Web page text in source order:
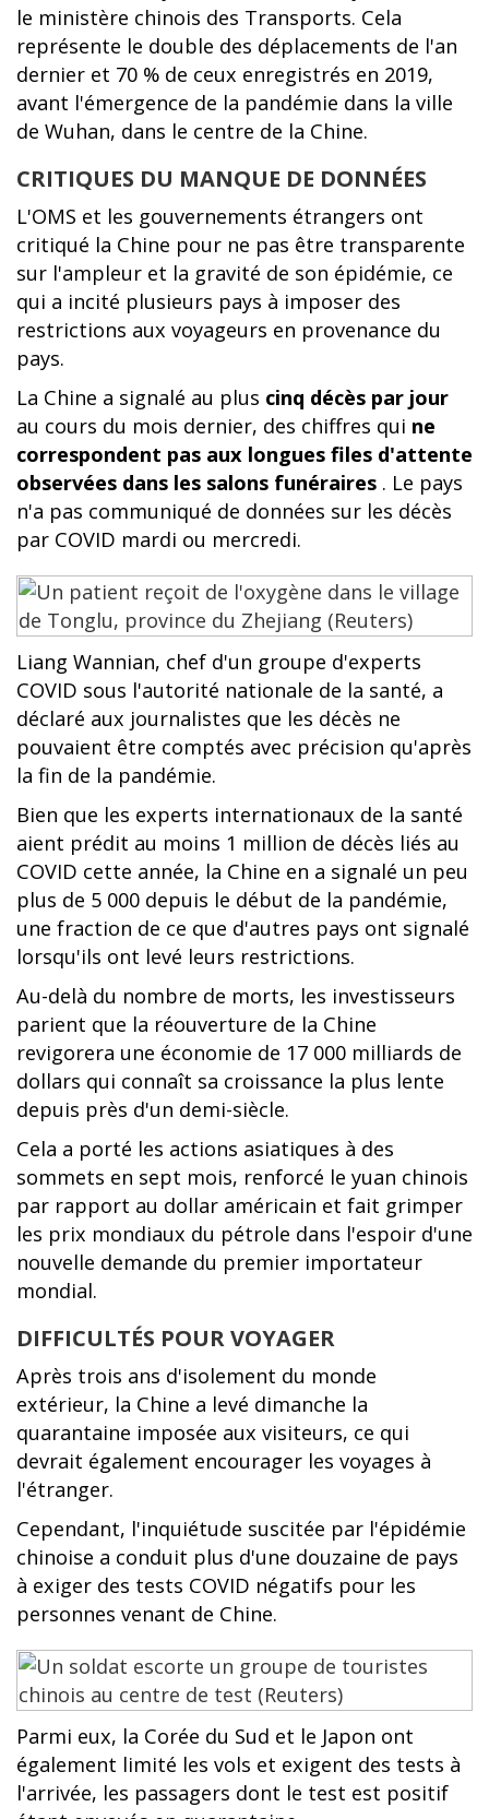
le ministère chinois des Transports. Cela
représente le double des déplacements de l'an
dernier et 70 % de ceux enregistrés en 2019,
avant l'émergence de la pandémie dans la ville
de Wuhan, dans le centre de la Chine.
CRITIQUES DU MANQUE DE DONNÉES
L'OMS et les gouvernements étrangers ont
critiqué la Chine pour ne pas être transparente
sur l'ampleur et la gravité de son épidémie, ce
qui a incité plusieurs pays à imposer des
restrictions aux voyageurs en provenance du
pays.
La Chine a signalé au plus cinq décès par jour
au cours du mois dernier, des chiffres qui ne
correspondent pas aux longues files d'attente
observées dans les salons funéraires . Le pays
n'a pas communiqué de données sur les décès
par COVID mardi ou mercredi.
Liang Wannian, chef d'un groupe d'experts
COVID sous l'autorité nationale de la santé, a
déclaré aux journalistes que les décès ne
pouvaient être comptés avec précision qu'après
la fin de la pandémie.
Bien que les experts internationaux de la santé
aient prédit au moins 1 million de décès liés au
COVID cette année, la Chine en a signalé un peu
plus de 5 000 depuis le début de la pandémie,
une fraction de ce que d'autres pays ont signalé
lorsqu'ils ont levé leurs restrictions.
Au-delà du nombre de morts, les investisseurs
parient que la réouverture de la Chine
revigorera une économie de 17 000 milliards de
dollars qui connaît sa croissance la plus lente
depuis près d'un demi-siècle.
Cela a porté les actions asiatiques à des
sommets en sept mois, renforcé le yuan chinois
par rapport au dollar américain et fait grimper
les prix mondiaux du pétrole dans l'espoir d'une
nouvelle demande du premier importateur
mondial.
DIFFICULTÉS POUR VOYAGER
Après trois ans d'isolement du monde
extérieur, la Chine a levé dimanche la
quarantaine imposée aux visiteurs, ce qui
devrait également encourager les voyages à
l'étranger.
Cependant, l'inquiétude suscitée par l'épidémie
chinoise a conduit plus d'une douzaine de pays
à exiger des tests COVID négatifs pour les
personnes venant de Chine.
Parmi eux, la Corée du Sud et le Japon ont
également limité les vols et exigent des tests à
l'arrivée, les passagers dont le test est positif